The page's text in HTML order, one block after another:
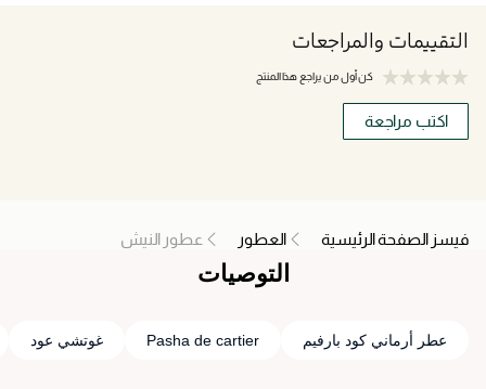
التقييمات والمراجعات
كن أول من يراجع هذا المنتج
اكتب مراجعة
فيسز الصفحة الرئيسية العطور عطور النيش
التوصيات
عطر أرماني كود بارفيم Pasha de cartier غوتشي عود